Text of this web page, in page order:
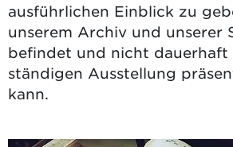
ausführlichen Einblick zu
unserem Archiv und unserer
befindet und nicht dauerhaft
ständigen Ausstellung
kann.